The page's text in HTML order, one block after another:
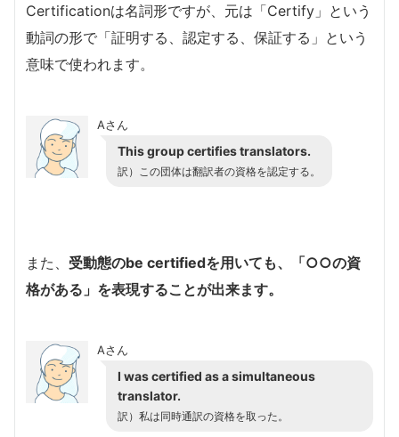
Certificationは名詞形ですが、元は「Certify」という
動詞の形で「証明する、認定する、保証する」という
意味で使われます。
Aさん
This group certifies translators.
訳）この団体は翻訳者の資格を認定する。
また、 受動態のbe certifiedを用いても、「○○の資
格がある」を表現することが出来ます。
Aさん
I was certified as a simultaneous
translator.
訳）私は同時通訳の資格を取った。